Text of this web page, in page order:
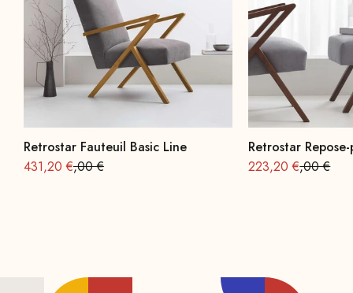
Retrostar Fauteuil Basic Line
Offre à partir de
431,20 €Prix normal : 539
,00 €
Retrostar
Offre à partir de
223,20 €Prix
,00 €